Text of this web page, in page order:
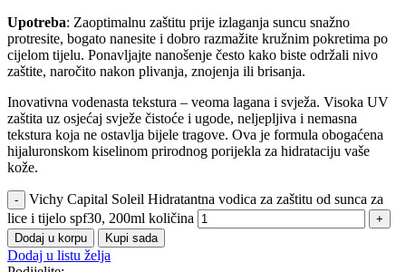
Upotreba: Zaoptimalnu zaštitu prije izlaganja suncu snažno
protresite, bogato nanesite i dobro razmažite kružnim pokretima po
cijelom tijelu. Ponavljajte nanošenje često kako biste održali nivo
zaštite, naročito nakon plivanja, znojenja ili brisanja.
Inovativna vodenasta tekstura – veoma lagana i svježa. Visoka UV
zaštita uz osjećaj svježe čistoće i ugode, neljepljiva i nemasna
tekstura koja ne ostavlja bijele tragove. Ova je formula obogaćena
hijaluronskom kiselinom prirodnog porijekla za hidrataciju vaše
kože.
Vichy Capital Soleil Hidratantna vodica za zaštitu od sunca za
lice i tijelo spf30, 200ml količina
Dodaj u korpu Kupi sada
Dodaj u listu želja